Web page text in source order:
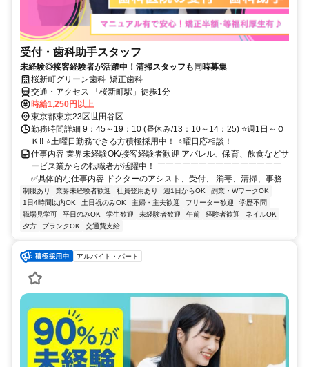
受付・歯科助手スタッフ
未経験◎接客経験者が活躍中！清掃スタッフも同時募集
桜新町グリーン歯科･矯正歯科
交通・アクセス 「桜新町駅」徒歩1分
時給1,250円以上
東京都東京23区世田谷区
勤務時間詳細 9：45～19：10 (昼休み/13：10～14：25) ⭐週1日～Ｏ
Ｋ!! ⭐土曜日勤務できる方積極採用中！ ⭐曜日応相談！
仕事内容 業界未経験OK/接客経験者歓迎 アパレル、保育、飲食などサ
ービス業からの転職者が活躍中！ ￣￣￣￣￣￣￣￣￣￣￣￣￣￣￣
✅具体的な仕事内容 ドクターのアシスト、受付、 消毒、清掃、事務...
制服あり 業界未経験者歓迎 社員登用あり 週1日からOK
副業・WワークOK
1日4時間以内OK
土日祝のみOK 主婦・主夫歓迎 フリーター歓迎
学歴不問
職場見学可
平日のみOK 学生歓迎 未経験者歓迎 午前 経験者歓迎
ネイルOK
夕方
ブランクOK 交通費支給
アルバイト・パート